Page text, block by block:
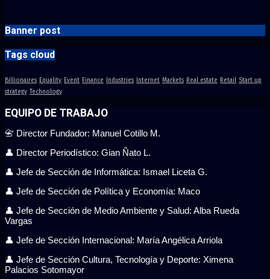
Banner post
Tags cloud
Billionaires Equality Event Finance Industries Internet Markets Real estate Retail Start up
strategy Technology
EQUIPO DE TRABAJO
📇 Director Fundador: Manuel Cotillo M.
👤 Director Periodístico: Gian Ñato L.
👤 Jefe de Sección de Informática: Ismael Liceta G.
👤 Jefe de Sección de Política y Economía: Maco
👤 Jefe de Sección de Medio Ambiente y Salud: Alba Rueda
Vargas
👤 Jefe de Sección Internacional: María Angélica Arriola
👤 Jefe de Sección Cultura, Tecnología y Deporte: Ximena
Palacios Sotomayor